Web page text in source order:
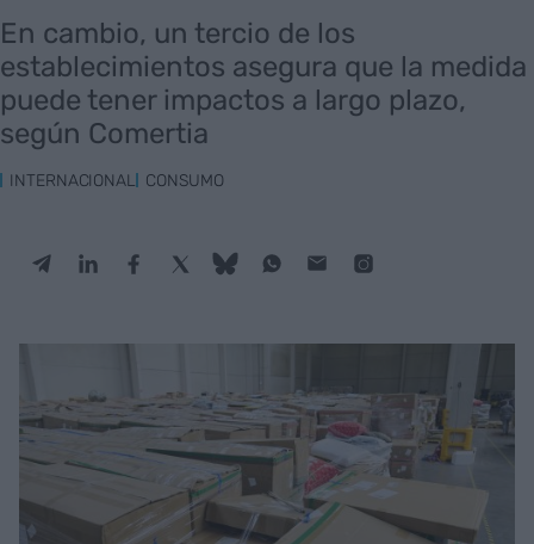
En cambio, un tercio de los
establecimientos asegura que la medida
puede tener impactos a largo plazo,
según Comertia
INTERNACIONAL CONSUMO